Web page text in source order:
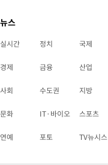
뉴스
실시간 정치 국제
경제 금융 산업
사회 수도권 지방
문화 IT·바이오 스포츠
연예 포토 TV뉴시스